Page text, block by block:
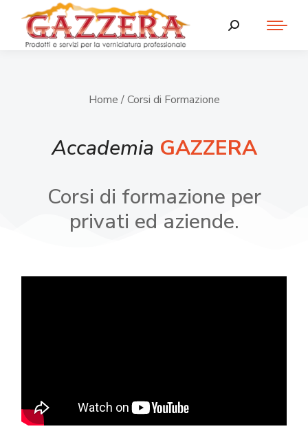
Home / Corsi di Formazione
Accademia GAZZERA
Corsi di formazione per
privati ed aziende.